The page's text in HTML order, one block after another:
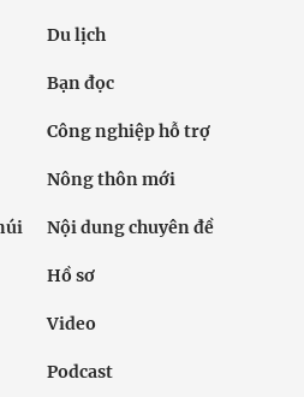
Du lịch
Bạn đọc
Công nghiệp hỗ trợ
Nông thôn mới
Nội dung chuyên đề
Hồ sơ
Video
Podcast